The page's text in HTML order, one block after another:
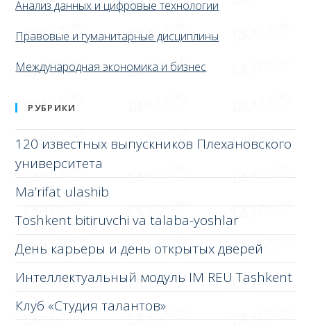
Анализ данных и цифровые технологии
Правовые и гуманитарные дисциплины
Международная экономика и бизнес
РУБРИКИ
120 известных выпускников Плехановского
университета
Ma’rifat ulashib
Toshkent bitiruvchi va talaba-yoshlar
День карьеры и день открытых дверей
Интеллектуальный модуль IM REU Tashkent
Клуб «Студия талантов»